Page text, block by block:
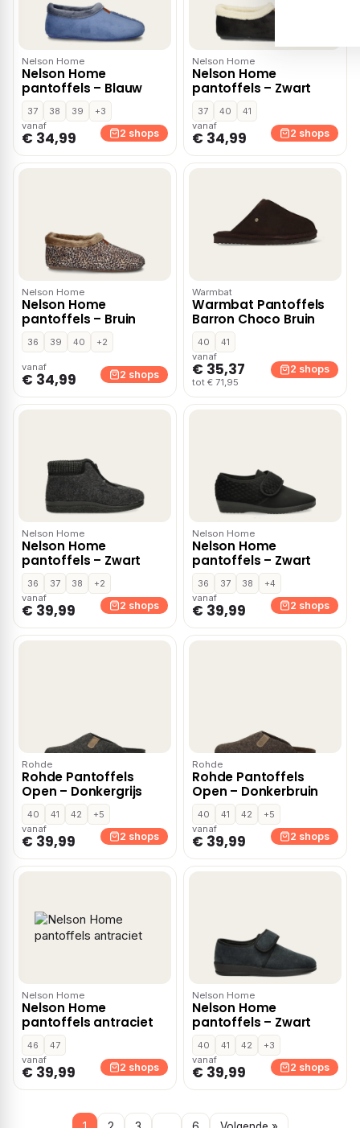
Nelson Home
Nelson Home
pantoffels – Blauw
37 38 39
+3
vanaf
€ 34,99 2 shops
Nelson Home
Nelson Home
pantoffels – Zwart
37 40
41
vanaf
€ 34,99 2 shops
Nelson Home
Nelson Home
pantoffels – Bruin
36 39 40 +2
vanaf
€ 34,99 2 shops
Warmbat
Warmbat Pantoffels
Barron Choco Bruin
40
41
vanaf
€ 35,37
tot € 71,95
2 shops
Nelson Home
Nelson Home
pantoffels – Zwart
36 37 38
+2
vanaf
€ 39,99 2 shops
Nelson Home
Nelson Home
pantoffels – Zwart
36 37 38
+4
vanaf
€ 39,99 2 shops
Rohde
Rohde Pantoffels
Open – Donkergrijs
40 41 42
+5
vanaf
€ 39,99 2 shops
Rohde
Rohde Pantoffels
Open – Donkerbruin
40 41 42
+5
vanaf
€ 39,99 2 shops
Nelson Home
Nelson Home
pantoffels antraciet
46
47
vanaf
€ 39,99 2 shops
Nelson Home
Nelson Home
pantoffels – Zwart
40 41 42
+3
vanaf
€ 39,99 2 shops